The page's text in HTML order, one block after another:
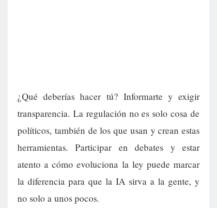
¿Qué deberías hacer tú? Informarte y exigir
transparencia. La regulación no es solo cosa de
políticos, también de los que usan y crean estas
herramientas. Participar en debates y estar
atento a cómo evoluciona la ley puede marcar
la diferencia para que la IA sirva a la gente, y
no solo a unos pocos.